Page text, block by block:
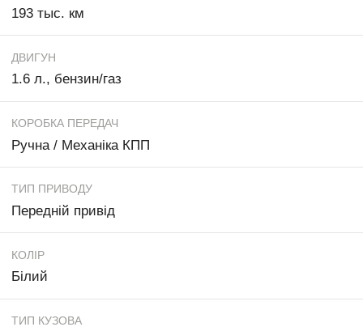
193 тыс. км
ДВИГУН
1.6 л., бензин/газ
КОРОБКА ПЕРЕДАЧ
Ручна / Механіка КПП
ТИП ПРИВОДУ
Передній привід
КОЛІР
Білий
ТИП КУЗОВА